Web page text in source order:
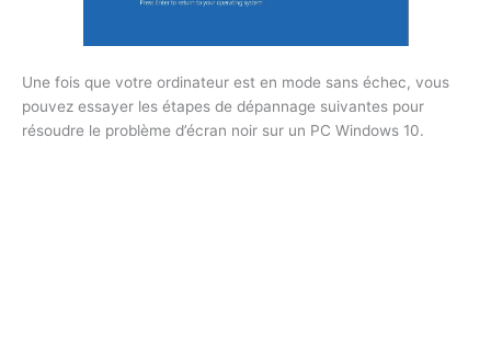
Une fois que votre ordinateur est en mode sans échec, vous
pouvez essayer les étapes de dépannage suivantes pour
résoudre le problème d’écran noir sur un PC Windows 10.